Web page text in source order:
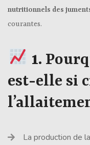
nutritionnels des
courantes.
1.
est-elle si
La production de